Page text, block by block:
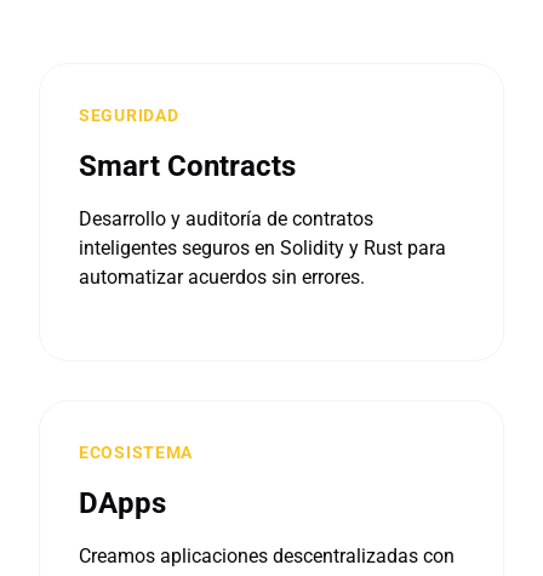
SEGURIDAD
Smart Contracts
Desarrollo y auditoría de contratos
inteligentes seguros en Solidity y Rust para
automatizar acuerdos sin errores.
ECOSISTEMA
DApps
Creamos aplicaciones descentralizadas con